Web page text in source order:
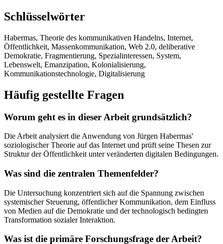
Schlüsselwörter
Habermas, Theorie des kommunikativen Handelns, Internet,
Öffentlichkeit, Massenkommunikation, Web 2.0, deliberative
Demokratie, Fragmentierung, Spezialinteressen, System,
Lebenswelt, Emanzipation, Kolonialisierung,
Kommunikationstechnologie, Digitalisierung
Häufig gestellte Fragen
Worum geht es in dieser Arbeit grundsätzlich?
Die Arbeit analysiert die Anwendung von Jürgen Habermas'
soziologischer Theorie auf das Internet und prüft seine Thesen zur
Struktur der Öffentlichkeit unter veränderten digitalen Bedingungen.
Was sind die zentralen Themenfelder?
Die Untersuchung konzentriert sich auf die Spannung zwischen
systemischer Steuerung, öffentlicher Kommunikation, dem Einfluss
von Medien auf die Demokratie und der technologisch bedingten
Transformation sozialer Interaktion.
Was ist die primäre Forschungsfrage der Arbeit?